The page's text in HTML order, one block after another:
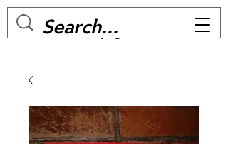
MC BIKE Perpignan